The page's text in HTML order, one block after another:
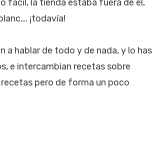
fácil, la tienda estaba fuera de él,
¡todavía!
a hablar de todo y de nada, y lo has
e intercambian recetas sobre
pero de forma un poco